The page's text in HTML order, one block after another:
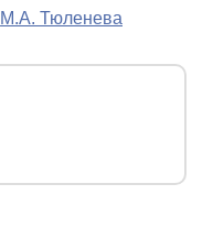
М.А. Тюленева